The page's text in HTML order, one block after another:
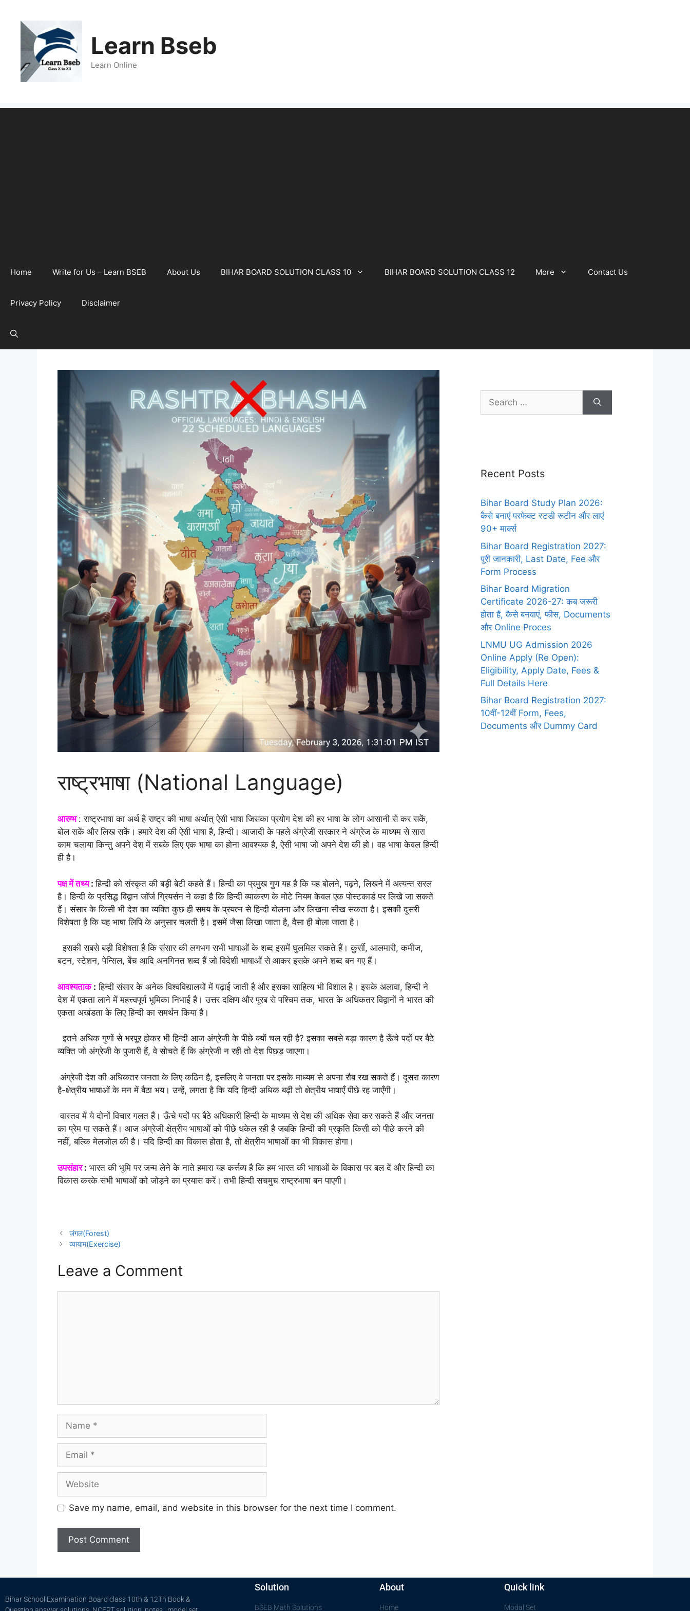
Learn Bseb
Learn Online
Home Write for Us – Learn BSEB About Us BIHAR BOARD SOLUTION CLASS 10 BIHAR BOARD SOLUTION CLASS 12 More Contact Us
Privacy Policy Disclaimer
राष्ट्रभाषा (National Language)
आरम्भ : राष्ट्रभाषा का अर्थ है राष्ट्र की भाषा अर्थात् ऐसी भाषा जिसका प्रयोग देश की हर भाषा के लोग आसानी से कर सकें,
बोल सकें और लिख सकें। हमारे देश की ऐसी भाषा है, हिन्दी। आजादी के पहले अंग्रेजी सरकार ने अंग्रेज के माध्यम से सारा
काम चलाया किन्तु अपने देश में सबके लिए एक भाषा का होना आवश्यक है, ऐसी भाषा जो अपने देश की हो। वह भाषा केवल हिन्दी
ही है।
पक्ष में तथ्य:हिन्दी को संस्कृत की बड़ी बेटी कहते हैं। हिन्दी का प्रमुख गुण यह है कि यह बोलने, पढ़ने, लिखने में अत्यन्त सरल
है। हिन्दी के प्रसिद्ध विद्वान जॉर्ज ग्रियर्सन ने कहा है कि हिन्दी व्याकरण के मोटे नियम केवल एक पोस्टकार्ड पर लिखे जा सकते
हैं। संसार के किसी भी देश का व्यक्ति कुछ ही समय के प्रयत्न से हिन्दी बोलना और लिखना सीख सकता है। इसकी दूसरी
विशेषता है कि यह भाषा लिपि के अनुसार चलती है। इसमें जैसा लिखा जाता है, वैसा ही बोला जाता है।
इसकी सबसे बड़ी विशेषता है कि संसार की लगभग सभी भाषाओं के शब्द इसमें घुलमिल सकते हैं। कुर्सी, आलमारी, कमीज,
बटन, स्टेशन, पेन्सिल, बेंच आदि अनगिनत शब्द हैं जो विदेशी भाषाओं से आकर इसके अपने शब्द बन गए हैं।
आवश्यताक: हिन्दी संसार के अनेक विश्वविद्यालयों में पढ़ाई जाती है और इसका साहित्य भी विशाल है। इसके अलावा, हिन्दी ने
देश में एकता लाने में महत्त्वपूर्ण भूमिका निभाई है। उत्तर दक्षिण और पूरब से पश्चिम तक, भारत के अधिकतर विद्वानों ने भारत की
एकता अखंडता के लिए हिन्दी का समर्थन किया है।
इतने अधिक गुणों से भरपूर होकर भी हिन्दी आज अंग्रेजी के पीछे क्यों चल रही है? इसका सबसे बड़ा कारण है ऊँचे पदों पर बैठे
व्यक्ति जो अंग्रेजी के पुजारी हैं, वे सोचते हैं कि अंग्रेजी न रही तो देश पिछड़ जाएगा।
अंग्रेजी देश की अधिकतर जनता के लिए कठिन है, इसलिए वे जनता पर इसके माध्यम से अपना रौब रख सकते हैं। दूसरा कारण
है-क्षेत्रीय भाषाओं के मन में बैठा भय। उन्हें, लगता है कि यदि हिन्दी अधिक बढ़ी तो क्षेत्रीय भाषाएँ पीछे रह जाएँगी।
वास्तव में ये दोनों विचार गलत हैं। ऊँचे पदों पर बैठे अधिकारी हिन्दी के माध्यम से देश की अधिक सेवा कर सकते हैं और जनता
का प्रेम पा सकते हैं। आज अंग्रेजी क्षेत्रीय भाषाओं को पीछे धकेल रही है जबकि हिन्दी की प्रकृति किसी को पीछे करने की
नहीं, बल्कि मेलजोल की है। यदि हिन्दी का विकास होता है, तो क्षेत्रीय भाषाओं का भी विकास होगा।
उपसंहार: भारत की भूमि पर जन्म लेने के नाते हमारा यह कर्त्तव्य है कि हम भारत की भाषाओं के विकास पर बल दें और हिन्दी का
विकास करके सभी भाषाओं को जोड़ने का प्रयास करें। तभी हिन्दी सचमुच राष्ट्रभाषा बन पाएगी।
जंगल(Forest)
व्यायाम(Exercise)
Leave a Comment
Save my name, email, and website in this browser for the next time I comment.
Recent Posts
Bihar Board Study Plan 2026:
कैसे बनाएं परफेक्ट स्टडी रूटीन और लाएं
90+ मार्क्स
Bihar Board Registration 2027:
पूरी जानकारी, Last Date, Fee और
Form Process
Bihar Board Migration
Certificate 2026-27: कब जरूरी
होता है, कैसे बनवाएं, फीस, Documents
और Online Proces
LNMU UG Admission 2026
Online Apply (Re Open):
Eligibility, Apply Date, Fees &
Full Details Here
Bihar Board Registration 2027:
10वीं-12वीं Form, Fees,
Documents और Dummy Card
Bihar School Examination Board class 10th & 12Th Book &
Solution
BSEB Math Solutions
About
Home
Quick link
Modal Set